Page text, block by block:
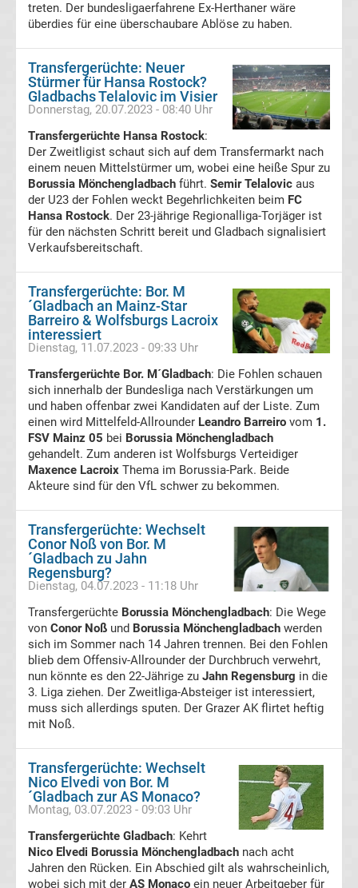
Arminia
Transfergerüchte
Bayer
Leverkusen
Transfergerüchte
Bayern
München
Transfergerüchte
Borussia
Dortmund
Transfergerüchte
Borussia
Mönchengladbach
Transfergerüchte
Chemnitzer
FC
Transfergerüchte
Dynamo
Dresden
Transfergerüchte
Eintracht
Braunschweig
treten. Der bundesligaerfahrene Ex-Herthaner wäre
überdies für eine überschaubare Ablöse zu haben.
Transfergerüchte: Neuer
Stürmer für Hansa Rostock?
Gladbachs Telalovic im Visier
Donnerstag, 20.07.2023 - 08:40 Uhr
Transfergerüchte Hansa Rostock:
Der Zweitligist schaut sich auf dem Transfermarkt nach
einem neuen Mittelstürmer um, wobei eine heiße Spur zu
Borussia Mönchengladbach führt. Semir Telalovic aus
der U23 der Fohlen weckt Begehrlichkeiten beim FC
Hansa Rostock. Der 23-jährige Regionalliga-Torjäger ist
für den nächsten Schritt bereit und Gladbach signalisiert
Verkaufsbereitschaft.
Transfergerüchte: Bor. M
´Gladbach an Mainz-Star
Barreiro & Wolfsburgs Lacroix
interessiert
Dienstag, 11.07.2023 - 09:33 Uhr
Transfergerüchte Bor. M´Gladbach: Die Fohlen schauen
sich innerhalb der Bundesliga nach Verstärkungen um
und haben offenbar zwei Kandidaten auf der Liste. Zum
einen wird Mittelfeld-Allrounder Leandro Barreiro vom 1.
FSV Mainz 05 bei Borussia Mönchengladbach
gehandelt. Zum anderen ist Wolfsburgs Verteidiger
Maxence Lacroix Thema im Borussia-Park. Beide
Akteure sind für den VfL schwer zu bekommen.
Transfergerüchte: Wechselt
Conor Noß von Bor. M
´Gladbach zu Jahn
Regensburg?
Dienstag, 04.07.2023 - 11:18 Uhr
Transfergerüchte Borussia Mönchengladbach: Die Wege
von Conor Noß und Borussia Mönchengladbach werden
sich im Sommer nach 14 Jahren trennen. Bei den Fohlen
blieb dem Offensiv-Allrounder der Durchbruch verwehrt,
nun könnte es den 22-Jährige zu Jahn Regensburg in die
3. Liga ziehen. Der Zweitliga-Absteiger ist interessiert,
muss sich allerdings sputen. Der Grazer AK flirtet heftig
mit Noß.
Transfergerüchte: Wechselt
Nico Elvedi von Bor. M
´Gladbach zur AS Monaco?
Montag, 03.07.2023 - 09:03 Uhr
Transfergerüchte Gladbach: Kehrt
Nico Elvedi Borussia Mönchengladbach nach acht
Jahren den Rücken. Ein Abschied gilt als wahrscheinlich,
wobei sich mit der AS Monaco ein neuer Arbeitgeber für